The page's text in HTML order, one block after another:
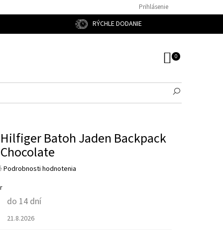
Prihlásenie
RÝCHLE DODANIE
Batoh Jaden Backpack
Podrobnosti hodnotenia
do 14 dní
21.8.2026